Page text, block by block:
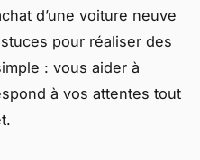
d’une voiture neuve
pour réaliser des
: vous aider à
à vos attentes tout